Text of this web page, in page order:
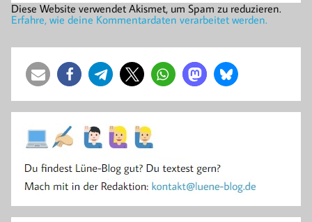
Diese Website verwendet Akismet, um Spam zu reduzieren.
Erfahre, wie deine Kommentardaten verarbeitet werden.